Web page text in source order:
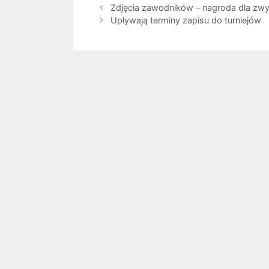
Zdjęcia zawodników – nagroda dla
Upływają terminy zapisu do turniejów